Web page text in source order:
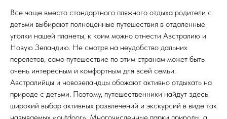
Все чаще вместо стандартного пляжного отдыха родители с
детьми выбирают полноценные путешествия в отдаленные
уголки нашей планеты, к коим можно отнести Австралию и
Новую Зеландию. Не смотря на неудобство дальних
перелетов, само путешествие по этим странам может быть
очень интересным и комфортным для всей семьи.
Австралийцы и новозеландцы обожают активно отдыхать на
природе с детьми. Поэтому, путешественники найдут здесь
широкий выбор активных развлечений и экскурсий в виде так